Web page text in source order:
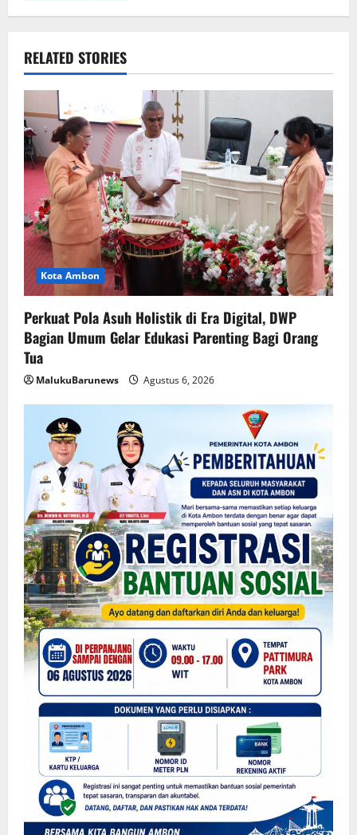
RELATED STORIES
Kota Ambon
Perkuat Pola Asuh Holistik di Era Digital, DWP
Bagian Umum Gelar Edukasi Parenting Bagi Orang
Tua
MalukuBarunews Agustus 6, 2026